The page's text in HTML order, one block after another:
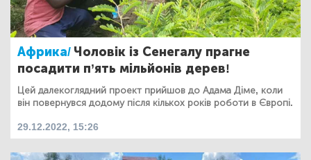
Африка/ Чоловік із Сенегалу прагне
посадити п’ять мільйонів дерев!
Цей далекоглядний проект прийшов до Адама Діме, коли
він повернувся додому після кількох років роботи в Європі.
29.12.2022, 15:26